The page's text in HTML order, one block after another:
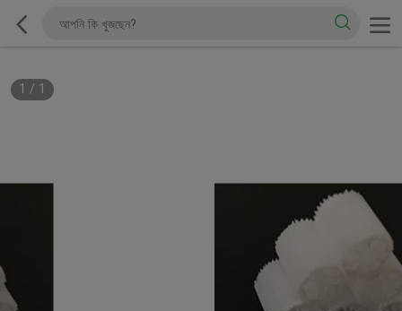
1 / 1